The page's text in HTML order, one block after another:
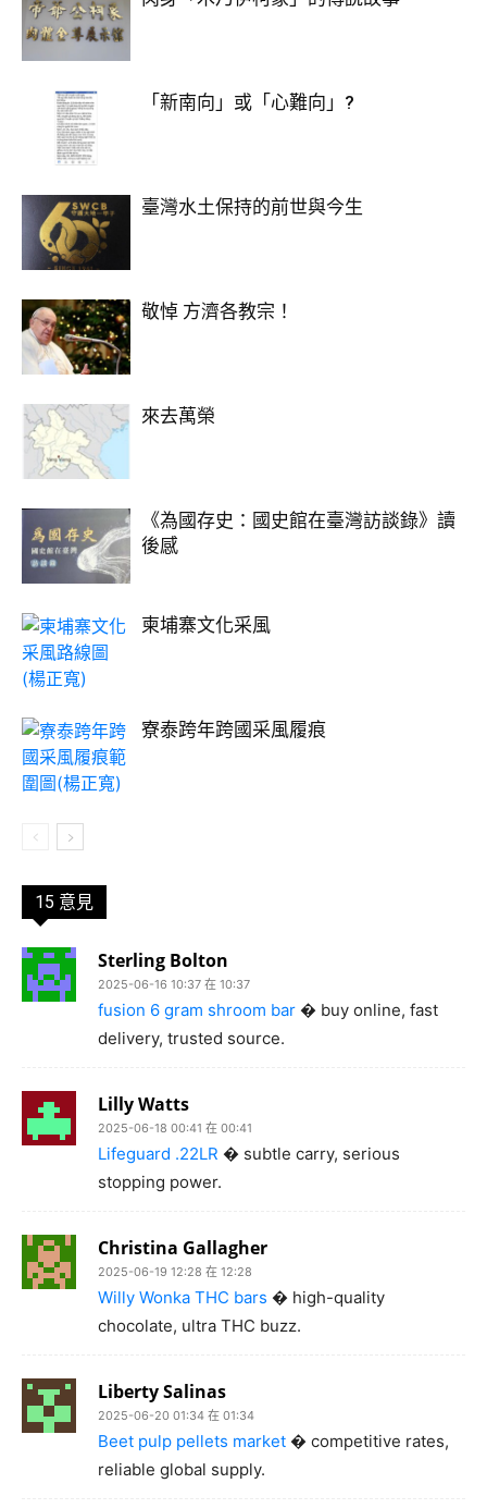
「新南向」或「心難向」?
臺灣水土保持的前世與今生
敬悼 方濟各教宗！
來去萬榮
《為國存史：國史館在臺灣訪談錄》讀
後感
柬埔寨文化采風
寮泰跨年跨國采風履痕
15 意見
Sterling Bolton
2025-06-16 10:37 在 10:37
fusion 6 gram shroom bar � buy online, fast
delivery, trusted source.
Lilly Watts
2025-06-18 00:41 在 00:41
Lifeguard .22LR � subtle carry, serious
stopping power.
Christina Gallagher
2025-06-19 12:28 在 12:28
Willy Wonka THC bars � high-quality
chocolate, ultra THC buzz.
Liberty Salinas
2025-06-20 01:34 在 01:34
Beet pulp pellets market � competitive rates,
reliable global supply.